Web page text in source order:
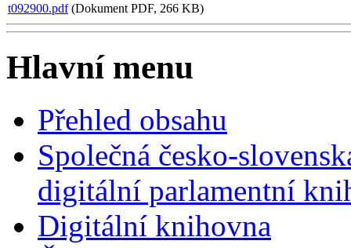
t092900.pdf(Dokument PDF, 266 KB)
Hlavní menu
Přehled obsahu
Společná česko-
digitální parlamentní
Digitální knihovna